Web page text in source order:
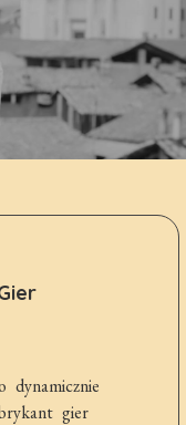
gier